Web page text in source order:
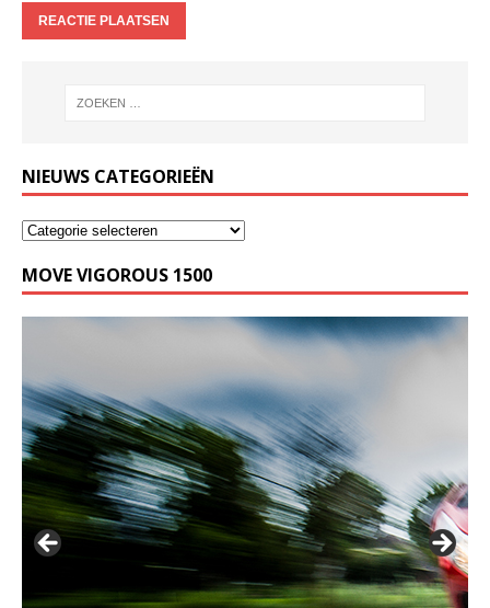
NIEUWS CATEGORIEËN
MOVE VIGOROUS 1500